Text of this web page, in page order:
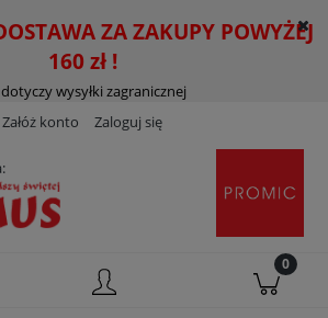
ZA ZAKUPY POWYŻEJ
160 zł !
wysyłki zagranicznej
Załóż konto
Zaloguj się